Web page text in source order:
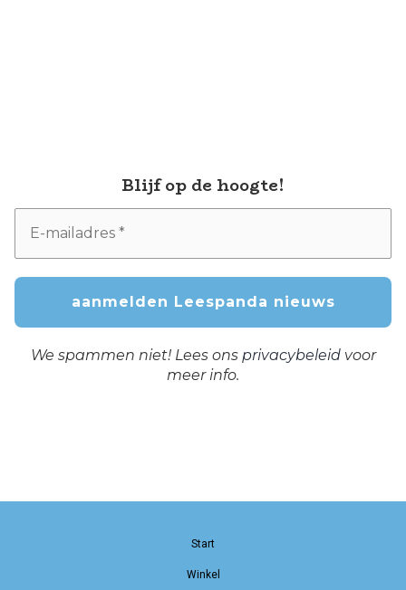
Blijf op de hoogte!
We spammen niet! Lees ons privacybeleidvoor
meer info.
Start
Winkel